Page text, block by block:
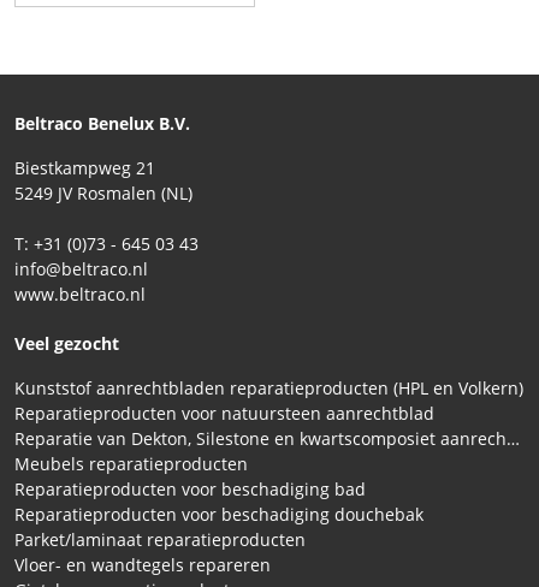
Beltraco Benelux B.V.
Biestkampweg 21
5249 JV Rosmalen (NL)
T: +31 (0)73 - 645 03 43
info@beltraco.nl
www.beltraco.nl
Veel gezocht
Kunststof aanrechtbladen reparatieproducten (HPL en Volkern)
Reparatieproducten voor natuursteen aanrechtblad
Reparatie van Dekton, Silestone en kwartscomposiet aanrechtbladen
Meubels reparatieproducten
Reparatieproducten voor beschadiging bad
Reparatieproducten voor beschadiging douchebak
Parket/laminaat reparatieproducten
Vloer- en wandtegels repareren